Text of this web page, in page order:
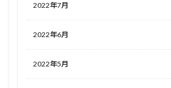
2022年7月
2022年6月
2022年5月